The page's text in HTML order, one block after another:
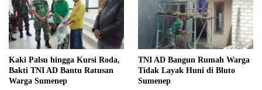
Kaki Palsu hingga Kursi Roda,
Bakti TNI AD Bantu Ratusan
Warga Sumenep
TNI AD Bangun Rumah Warga
Tidak Layak Huni di Bluto
Sumenep